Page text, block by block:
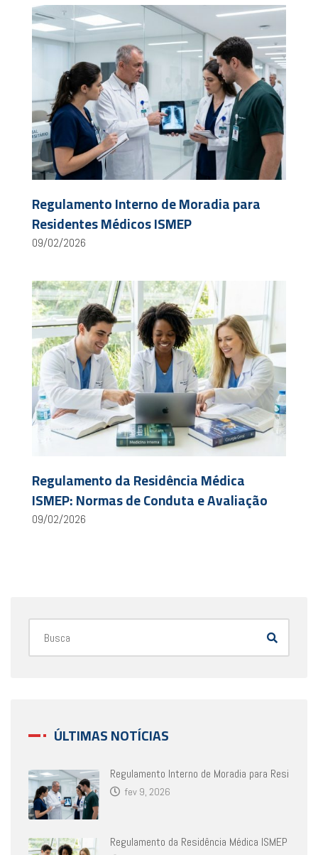
Regulamento Interno de Moradia para
Residentes Médicos ISMEP
09/02/2026
Regulamento da Residência Médica
ISMEP: Normas de Conduta e Avaliação
09/02/2026
ÚLTIMAS NOTÍCIAS
Regulamento Interno de Moradia para Resi
fev 9, 2026
Regulamento da Residência Médica ISMEP